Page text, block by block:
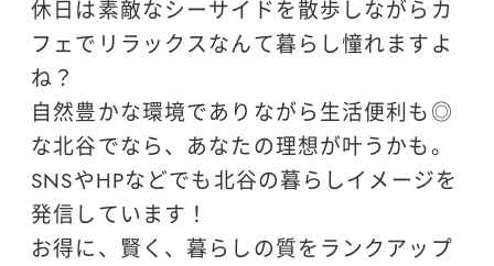
休日は素敵なシーサイドを散歩しながらカ
フェでリラックスなんて暮らし憧れますよ
ね？
自然豊かな環境でありながら生活便利も◎
な北谷でなら、あなたの理想が叶うかも。
SNSやHPなどでも北谷の暮らしイメージを
発信しています！
お得に、賢く、暮らしの質をランクアップ